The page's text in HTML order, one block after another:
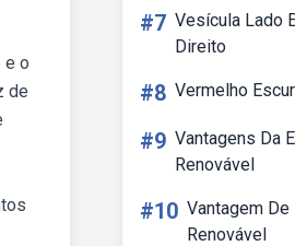
e o
de
#7 Vesícula Lado
Direito
#8 Vermelho
#9 Vantagens Da
Renovável
#10 Vantagem De
Renovável